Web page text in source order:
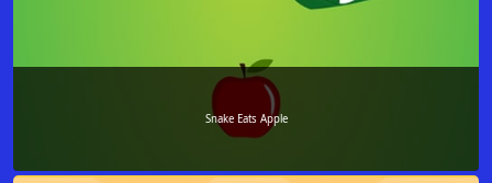
Snake Eats Apple